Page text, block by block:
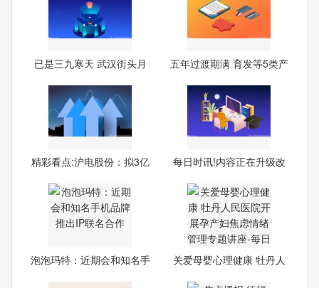
已是三九寒天 武汉街头月
五年过渡期满 育发等5类产
精彩看点:沪电股份：拟3亿
每日时讯!内容正在升级改
泡泡玛特：近期会和知名手
关爱母婴心理健康 牡丹人